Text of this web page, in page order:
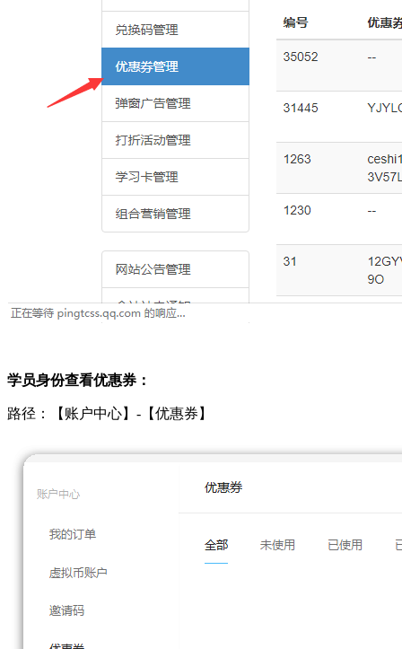
学员身份查看优惠券：
路径：【账户中心】-【优惠券】